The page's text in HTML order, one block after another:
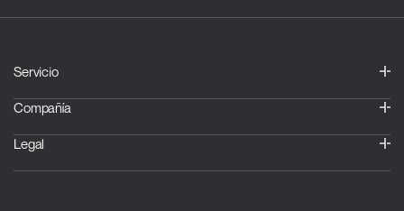
Servicio
Compañía
Legal